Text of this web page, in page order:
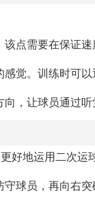
点需要在保证
觉。训练时可以
，让球员通过听
好地运用二次运
球员，再向右